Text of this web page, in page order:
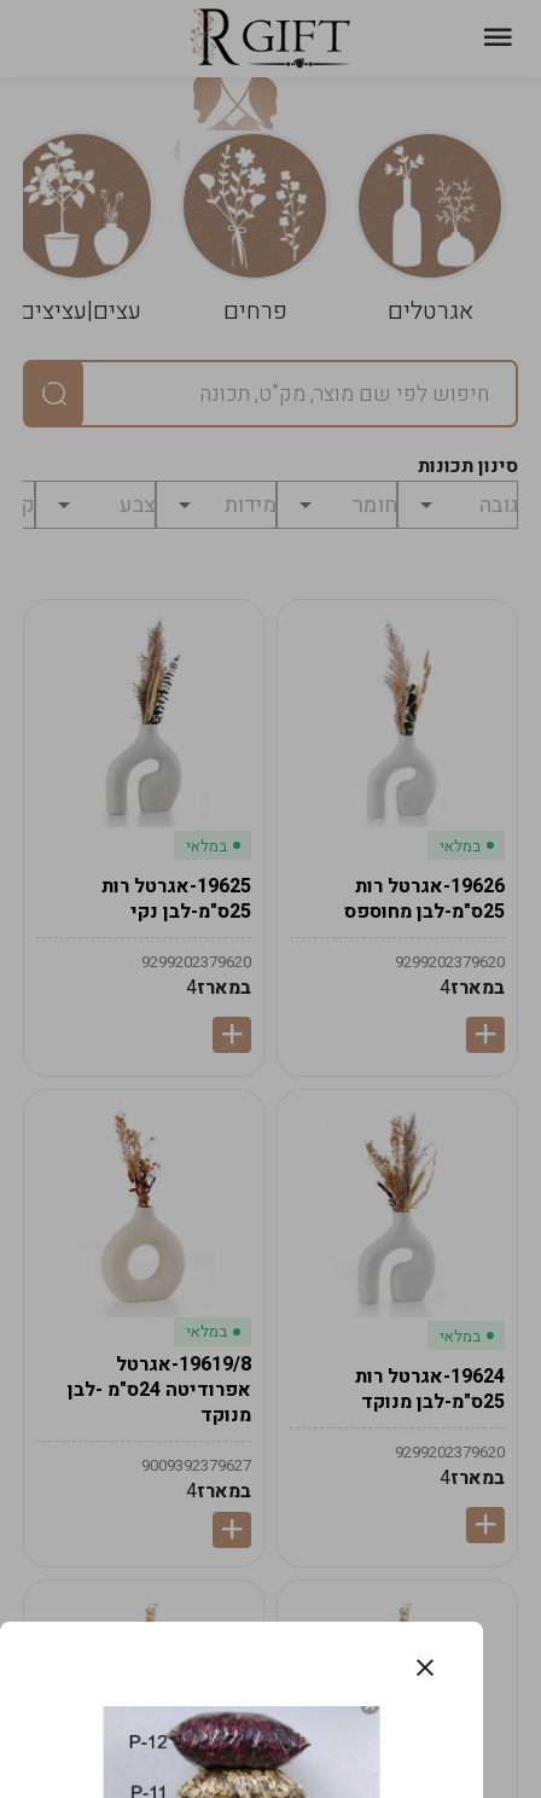
אגרטלים פרחים עצים|עציצים
סינון תכונות
במלאי
19626-אגרטל רות
25ס"מ-לבן מחוספס
9299202379620
במארז4
במלאי
19625-אגרטל רות
25ס"מ-לבן נקי
9299202379620
במארז4
במלאי
19624-אגרטל רות
25ס"מ-לבן מנוקד
9299202379620
במארז4
במלאי
19619/8-אגרטל
אפרודיטה 24ס"מ -לבן
מנוקד
9009392379627
במארז4
עגלת
שלך
ניקוי
הסל
במארז
מחיר
לפני
₪0
לתשלום